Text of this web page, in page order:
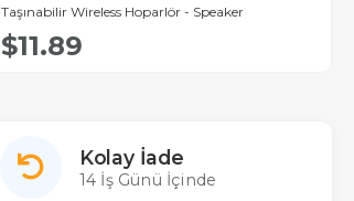
Taşınabilir Wireless Hoparlör - Speaker
$11.89
Kolay İade
14 İş Günü İçinde